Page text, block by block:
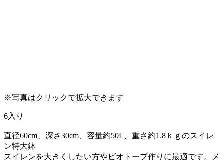
※写真はクリックで拡大できます
6入り
直径60cm、深さ30cm、容量約50L、重さ約1.8ｋｇのスイレ
ン特大鉢
スイレンを大きくしたい方やビオトープ作りに最適です。メ